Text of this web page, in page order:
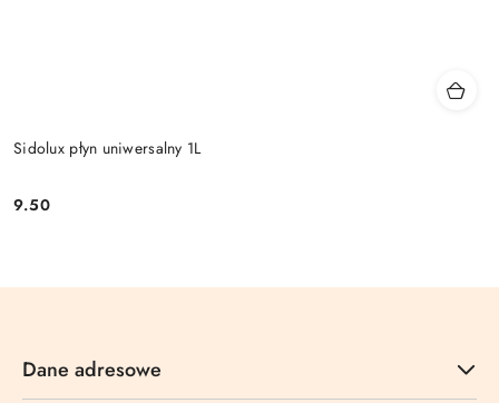
Sidolux płyn uniwersalny 1L
Cena:
9.50
Dane adresowe